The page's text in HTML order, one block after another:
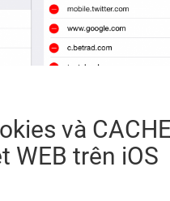
và
WEB trên iOS